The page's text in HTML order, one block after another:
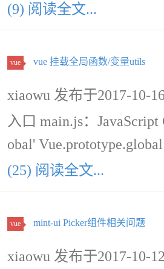
(9) 阅读全文...
vue vue 挂载全局函数/变量utils
xiaowu 发布于2017-10-
入口 main.js：
obal'
(25) 阅读全文...
vue mint-ui Picker组件相关问题
xiaowu 发布于2017-10-